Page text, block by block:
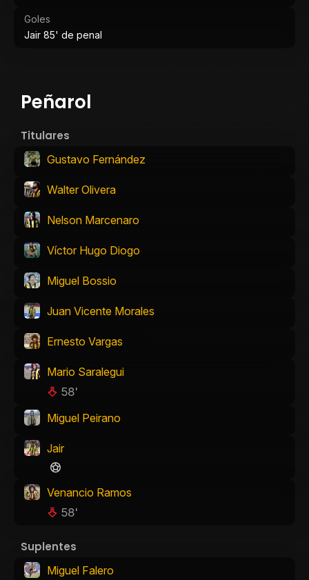
Goles
Jair 85' de penal
Peñarol
Titulares
Gustavo Fernández
Walter Olivera
Nelson Marcenaro
Víctor Hugo Diogo
Miguel Bossio
Juan Vicente Morales
Ernesto Vargas
Mario Saralegui
58'
Miguel Peirano
Jair
Venancio Ramos
58'
Suplentes
Miguel Falero